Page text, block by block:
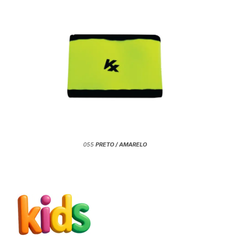
055 PRETO / AMARELO